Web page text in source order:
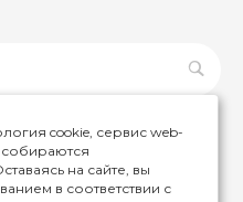
права защищены
cookie, сервис web-
собираются
на сайте, вы
в соответствии с